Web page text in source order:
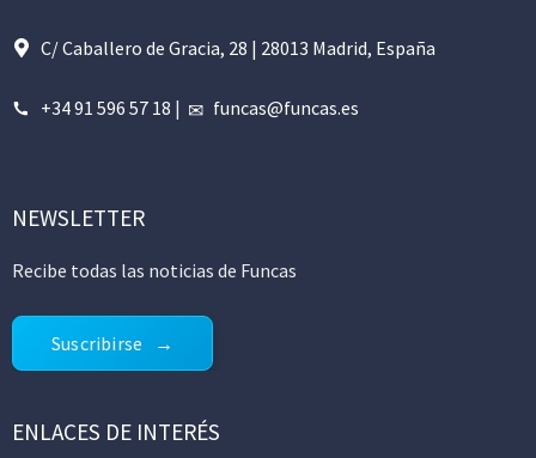
C/ Caballero de Gracia, 28 | 28013 Madrid, España
+34 91 596 57 18 | funcas@funcas.es
NEWSLETTER
Recibe todas las noticias de Funcas
Suscribirse
ENLACES DE INTERÉS